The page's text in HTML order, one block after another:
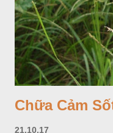
Chữa Cảm
21.10.17